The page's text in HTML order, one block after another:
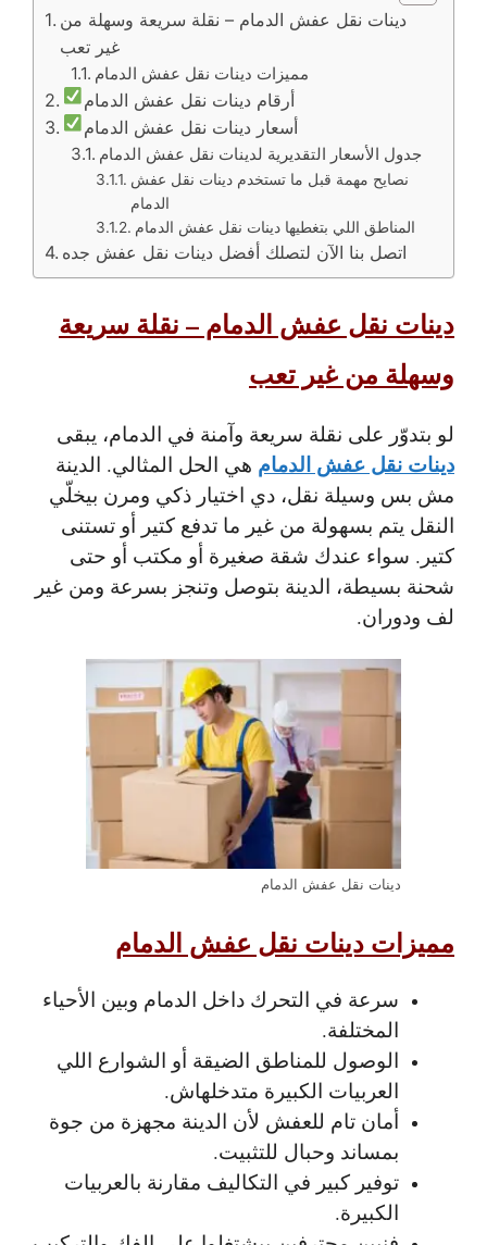
دينات نقل عفش الدمام – نقلة سريعة وسهلة من
غير تعب
مميزات دينات نقل عفش الدمام
أرقام دينات نقل عفش الدمام
أسعار دينات نقل عفش الدمام
جدول الأسعار التقديرية لدينات نقل عفش الدمام
نصايح مهمة قبل ما تستخدم دينات نقل عفش
الدمام
المناطق اللي بتغطيها دينات نقل عفش الدمام
دينات نقل عفش الدمام – نقلة سريعة
وسهلة من غير تعب
لو بتدوّر على نقلة سريعة وآمنة في الدمام، يبقى
دينات نقل عفش الدمام هي الحل المثالي. الدينة
مش بس وسيلة نقل، دي اختيار ذكي ومرن بيخلّي
النقل يتم بسهولة من غير ما تدفع كتير أو تستنى
كتير. سواء عندك شقة صغيرة أو مكتب أو حتى
شحنة بسيطة، الدينة بتوصل وتنجز بسرعة ومن غير
لف ودوران.
دينات نقل عفش الدمام
مميزات دينات نقل عفش الدمام
سرعة في التحرك داخل الدمام وبين الأحياء
المختلفة.
الوصول للمناطق الضيقة أو الشوارع اللي
العربيات الكبيرة متدخلهاش.
أمان تام للعفش لأن الدينة مجهزة من جوة
بمساند وحبال للتثبيت.
توفير كبير في التكاليف مقارنة بالعربيات
الكبيرة.